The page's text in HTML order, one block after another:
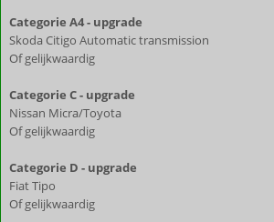
Categorie A4 - upgrade
Skoda Citigo Automatic transmission
Of gelijkwaardig
Categorie C - upgrade
Nissan Micra/Toyota
Of gelijkwaardig
Categorie D - upgrade
Fiat Tipo
Of gelijkwaardig